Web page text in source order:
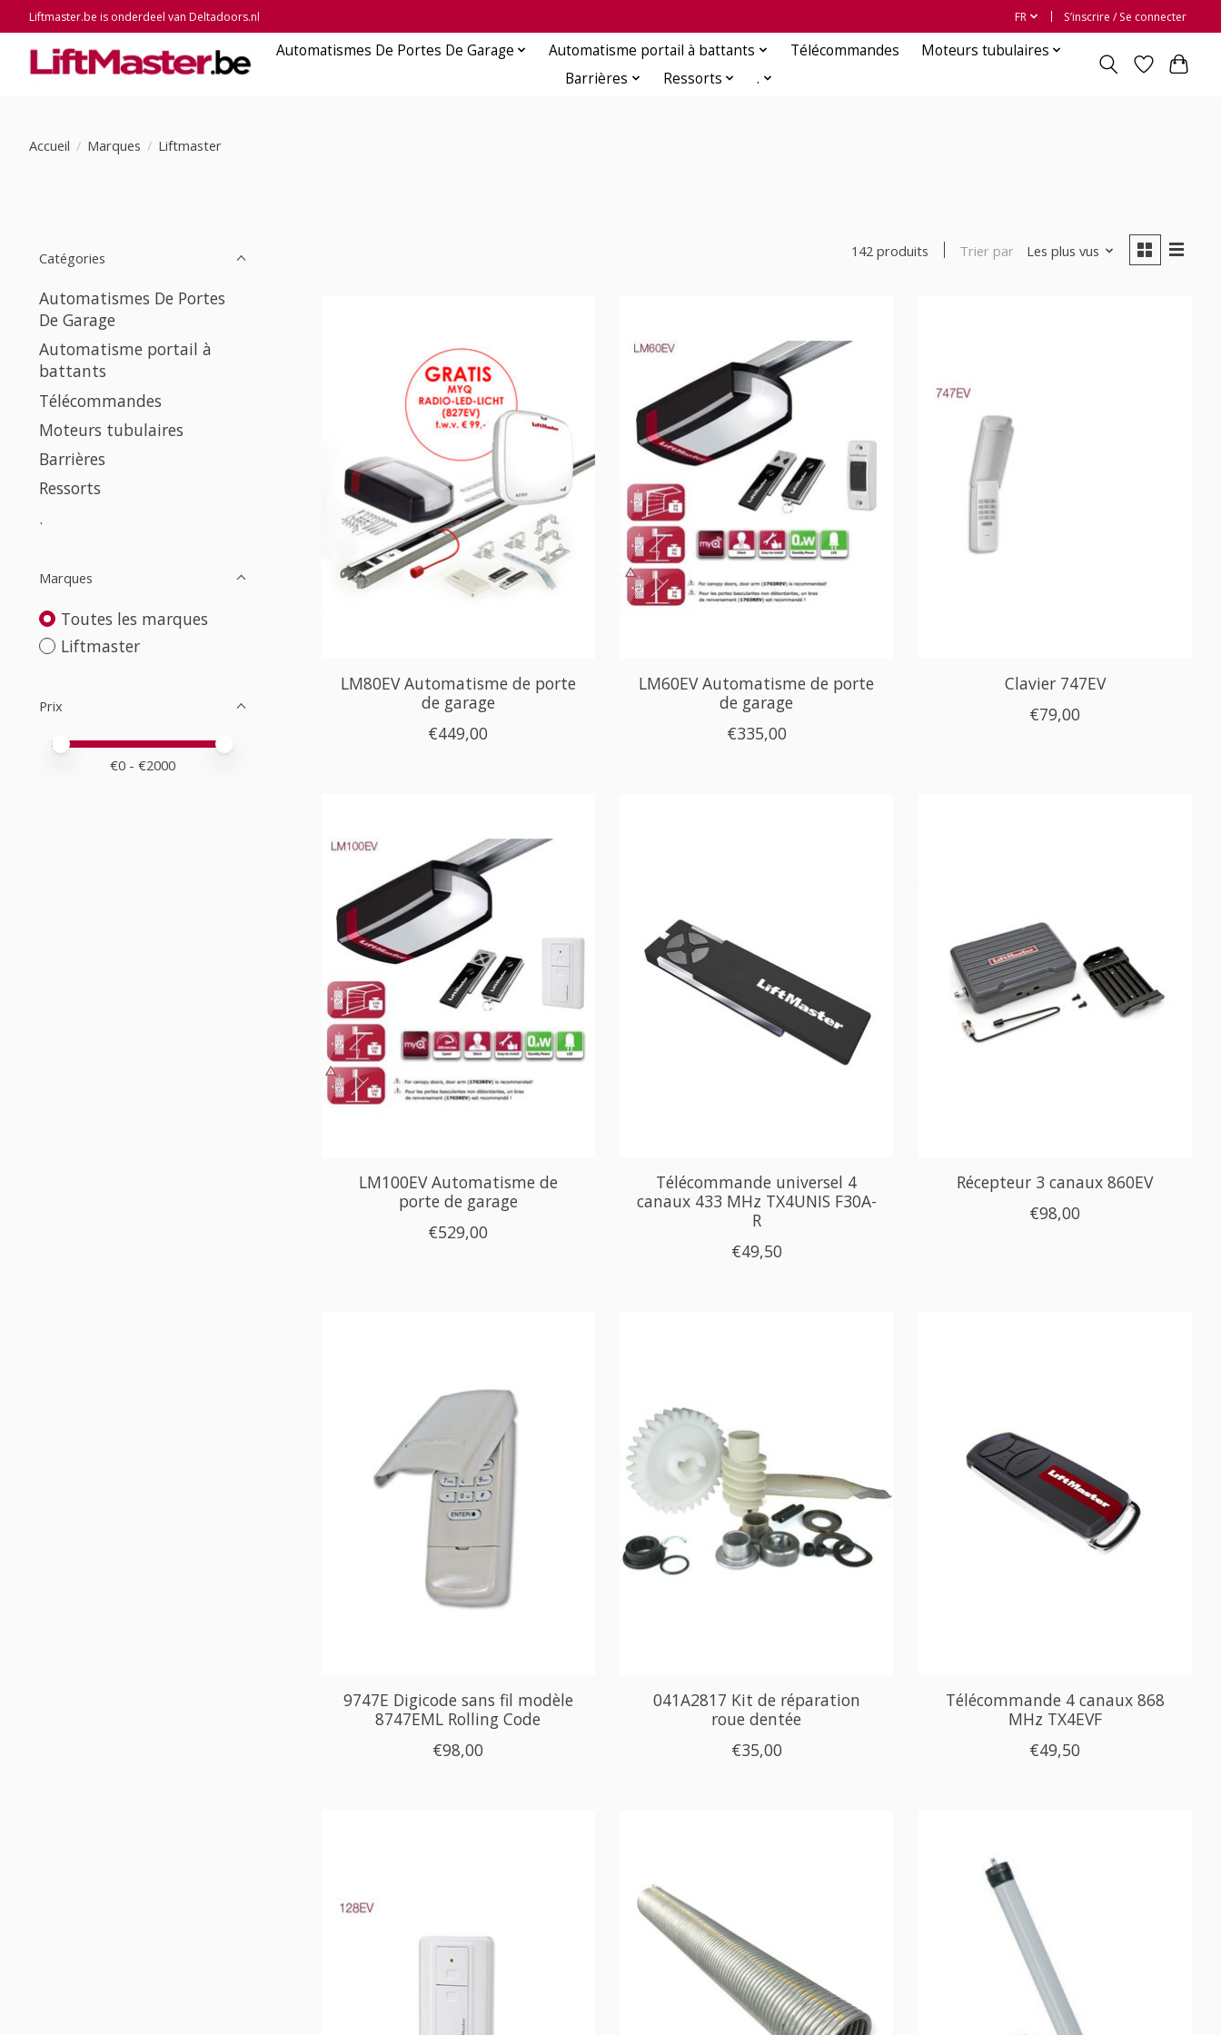
Liftmaster.be is onderdeel van Deltadoors.nl FR S’inscrire / Se connecter
Automatismes De Portes De Garage Automatisme portail à battants Télécommandes
Moteurs tubulaires
Barrières
Ressorts .
Accueil / Marques / Liftmaster
Catégories
Automatismes De Portes
De Garage
Automatisme portail à
battants
Télécommandes
Moteurs tubulaires
Barrières
Ressorts
.
Marques
Toutes les marques
Liftmaster
Prix
Prix minimum
Price maximum value
€0 - €2000
142 produits Trier par Les plus vus
LM80EV Automatisme de porte
de garage
€449,00
LM60EV Automatisme de porte
de garage
€335,00
Clavier 747EV
€79,00
LM100EV Automatisme de
porte de garage
€529,00
Télécommande universel 4
canaux 433 MHz TX4UNIS F30A-
R
€49,50
Récepteur 3 canaux 860EV
€98,00
9747E Digicode sans fil modèle
8747EML Rolling Code
€98,00
041A2817 Kit de réparation
roue dentée
€35,00
Télécommande 4 canaux 868
MHz TX4EVF
€49,50